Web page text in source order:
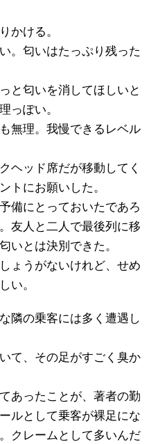
かける。
。匂いはたっぷり残った
と匂いを消してほしいと
っぽい。
無理。我慢できるレベル
ヘッド席だが移動してく
トにお願いした。
備にとっておいたであろ
友人と二人で最後列に移
いとは決別できた。
ょうがないけれど、せめ
い。
隣の乗客には多く遭遇し
て、その足がすごく臭か
あったことが、著者の勤
ルとして乗客が裸足にな
クレームとして多いんだ